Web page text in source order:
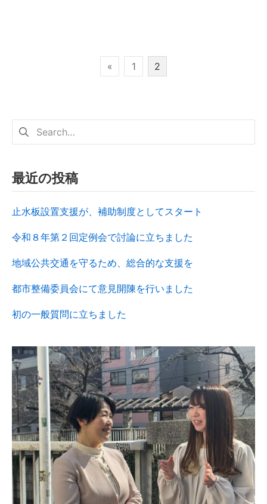
« 1 2
最近の投稿
止水板設置支援が、補助制度としてスタート
令和８年第２回定例会で討論に立ちました
地域公共交通を守るため、総合的な支援を
都市整備委員会にて意見開陳を行いました
初の一般質問に立ちました